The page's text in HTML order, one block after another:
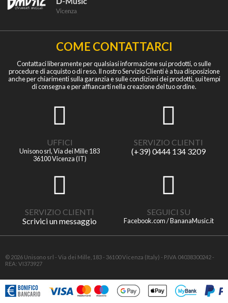
COME CONTATTARCI
Contattaci liberamente per qualsiasi informazione sui prodotti, o sulle
procedure di acquisto o di reso. Il nostro Servizio Clienti è a tua disposizione
anche per chiarimenti sulla garanzia e sulle condizioni dei prodotti, sui tempi
di consegna e per affiancarti nella creazione del tuo ordine.
UFFICI
Unisono srl, Via dei Mille 183
36100 Vicenza (IT)
SERVIZIO CLIENTI
(+39) 0444 134 3209
SERVIZIO CLIENTI
Scrivici un messaggio
SEGUICI SU
Facebook.com / BananaMusic.it
© 2026 Unisono srl - Via dei Mille, 183 - 36100 Vicenza (Italy) - P.IVA 04038300242 -
REA: VI373927